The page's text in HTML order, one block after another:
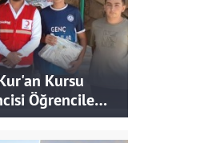
Kursu
Öğrencilere